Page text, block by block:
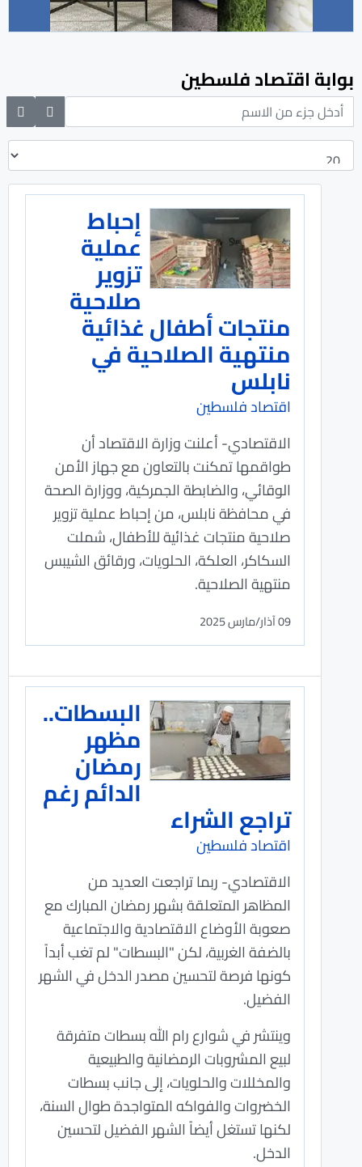
بوابة اقتصاد فلسطين
إحباط
عملية
تزوير
صلاحية
منتجات أطفال غذائية
منتهية الصلاحية في
نابلس
اقتصاد فلسطين
الاقتصادي- أعلنت وزارة الاقتصاد أن
طواقمها تمكنت بالتعاون مع جهاز الأمن
الوقائي، والضابطة الجمركية، ووزارة الصحة
في محافظة نابلس، من إحباط عملية تزوير
صلاحية منتجات غذائية للأطفال، شملت
السكاكر، العلكة، الحلويات، ورقائق الشيبس
منتهية الصلاحية.
09 آذار/مارس 2025
البسطات..
مظهر
رمضان
الدائم رغم
تراجع الشراء
اقتصاد فلسطين
الاقتصادي- ربما تراجعت العديد من
المظاهر المتعلقة بشهر رمضان المبارك مع
صعوبة الأوضاع الاقتصادية والاجتماعية
بالضفة الغربية، لكن "البسطات" لم تغب أبداً
كونها فرصة لتحسين مصدر الدخل في الشهر
الفضيل.
وينتشر في شوارع رام الله بسطات متفرقة
لبيع المشروبات الرمضانية والطبيعية
والمخللات والحلويات، إلى جانب بسطات
الخضروات والفواكه المتواجدة طوال السنة،
لكنها تستغل أيضاً الشهر الفضيل لتحسين
الدخل.